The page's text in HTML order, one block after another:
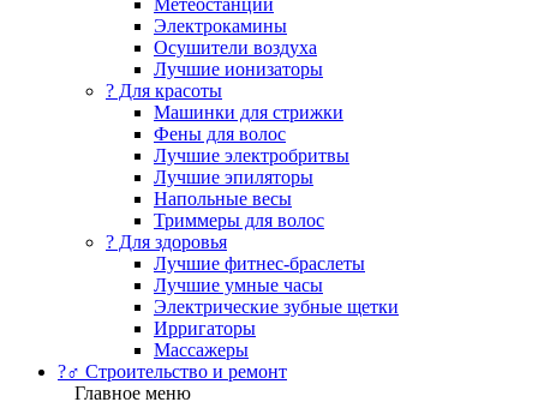
Электрокамины
Осушители воздуха
Лучшие ионизаторы
? Для красоты
Машинки для стрижки
Фены для волос
Лучшие электробритвы
Лучшие эпиляторы
Напольные весы
Триммеры для волос
? Для здоровья
Лучшие фитнес-браслеты
Лучшие умные часы
Электрические зубные щетки
Ирригаторы
Массажеры
?‍♂️ Строительство и ремонт
Главное меню